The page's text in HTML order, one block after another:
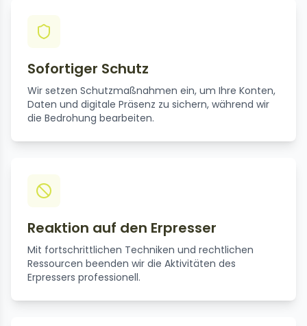
Sofortiger Schutz
Wir setzen Schutzmaßnahmen ein, um Ihre Konten,
Daten und digitale Präsenz zu sichern, während wir
die Bedrohung bearbeiten.
Reaktion auf den Erpresser
Mit fortschrittlichen Techniken und rechtlichen
Ressourcen beenden wir die Aktivitäten des
Erpressers professionell.